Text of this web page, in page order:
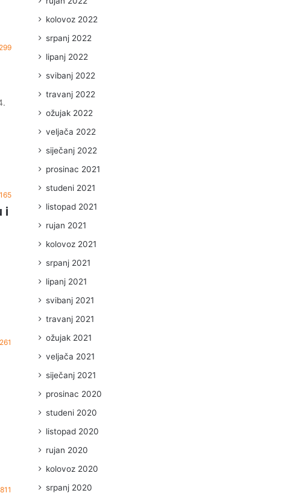
i
811
kolovoz 2022
srpanj 2022
lipanj 2022
svibanj 2022
travanj 2022
ožujak 2022
veljača 2022
siječanj 2022
prosinac 2021
studeni 2021
listopad 2021
rujan 2021
kolovoz 2021
srpanj 2021
lipanj 2021
svibanj 2021
travanj 2021
ožujak 2021
veljača 2021
siječanj 2021
prosinac 2020
studeni 2020
listopad 2020
rujan 2020
kolovoz 2020
srpanj 2020